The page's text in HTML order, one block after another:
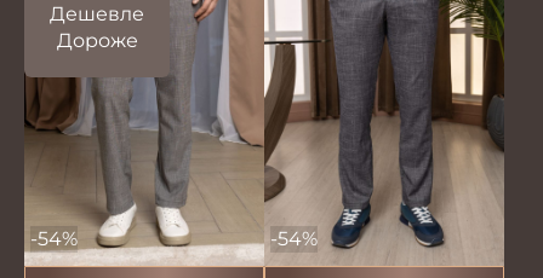
Дешевле
Дороже
-54% -54%